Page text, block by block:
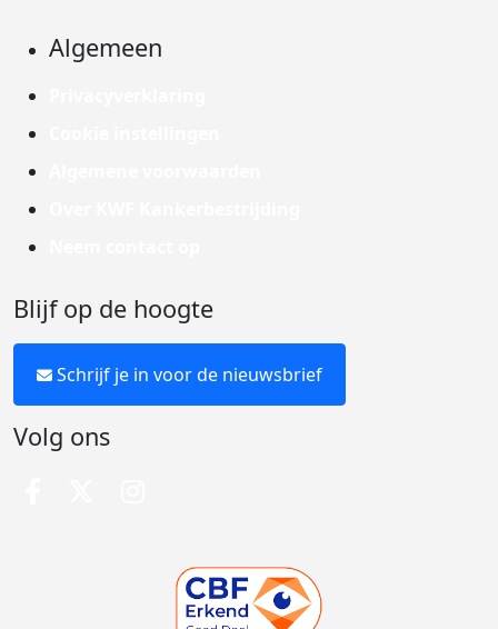
Algemeen
Blijf op de hoogte
Schrijf je in voor de nieuwsbrief
Volg ons